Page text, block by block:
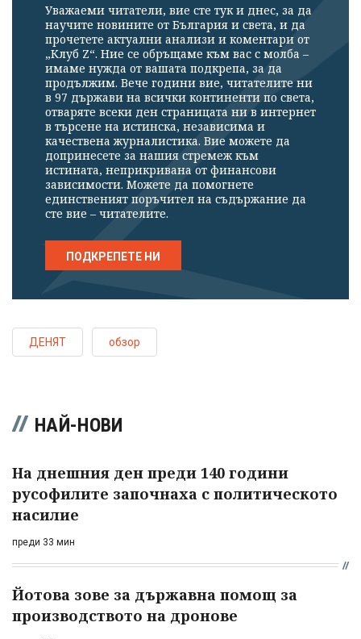
Уважаеми читатели, вие сте тук и днес, за да
научите новините от България и света, и да
прочетете актуални анализи и коментари от
„Клуб Z“. Ние се обръщаме към вас с молба –
имаме нужда от вашата подкрепа, за да
продължим. Вече години вие, читателите ни
в 97 държави на всички континенти по света,
отваряте всеки ден страницата ни в интернет
в търсене на истинска, независима и
качествена журналистика. Вие можете да
допринесете за нашия стремеж към
истината, неприкривана от финансови
зависимости. Можете да помогнете
единственият поръчител на съдържание да
сте вие – читателите.
ПОДКРЕПЕТЕ НИ
ДЕНЯТ обзор
НАЙ-НОВИ
На днешния ден преди 140 години
русофилите започнаха с политическото
насилие
преди 33 мин
Йотова зове за държавна помощ за
производството на дронове